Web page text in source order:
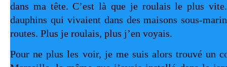
dans ma tête. C’est là que je roulais le plus
dauphins qui vivaient dans des maisons sous-
routes. Plus je roulais, plus j’en voyais.
Pour ne plus les voir, je me suis alors trouvé un